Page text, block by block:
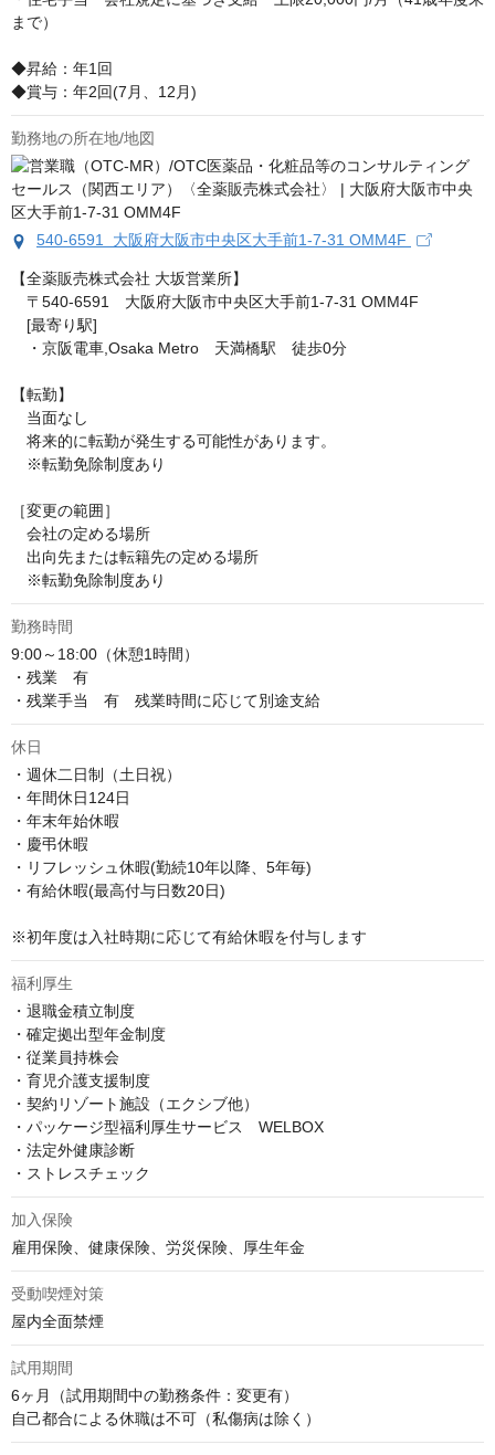
まで）
◆昇給：年1回
◆賞与：年2回(7月、12月)
勤務地の所在地/地図
540-6591 大阪府大阪市中央区大手前1-7-31 OMM4F
【全薬販売株式会社 大坂営業所】
〒540-6591　大阪府大阪市中央区大手前1-7-31 OMM4F
[最寄り駅]
・京阪電車,Osaka Metro　天満橋駅　徒歩0分
【転勤】
当面なし
将来的に転勤が発生する可能性があります。
※転勤免除制度あり
［変更の範囲］
会社の定める場所
出向先または転籍先の定める場所
﻿　※転勤免除制度あり
勤務時間
9:00～18:00（休憩1時間）
・残業　有
・残業手当　有　残業時間に応じて別途支給
休日
・週休二日制（土日祝）
・年間休日124日
・年末年始休暇
・慶弔休暇
・リフレッシュ休暇(勤続10年以降、5年毎)
・有給休暇(最高付与日数20日)
※初年度は入社時期に応じて有給休暇を付与します
福利厚生
・退職金積立制度
・確定拠出型年金制度
・従業員持株会
・育児介護支援制度
・契約リゾート施設（エクシブ他）
・パッケージ型福利厚生サービス　WELBOX
・法定外健康診断
・ストレスチェック
加入保険
雇用保険、健康保険、労災保険、厚生年金
受動喫煙対策
屋内全面禁煙
試用期間
6ヶ月（試用期間中の勤務条件：変更有）
自己都合による休職は不可（私傷病は除く）